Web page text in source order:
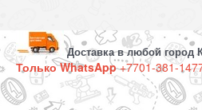
Доставка в любой город
Только WhatsApp+7701-381-